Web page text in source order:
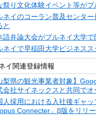
祭り文化体験イベント等が
ネイのコーラン普及センタ
と
語弁論大会がブルネイ大学
ネイで早稲田大学ビジネス
イ関連登録情報
梨県の観光事業者対象】
会社サイネックスと共同で
人採用における入社後ギャ
Connecter」β版をリリ